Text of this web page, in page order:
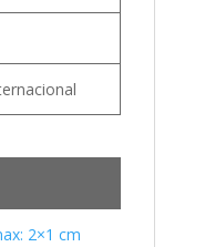
2×1 cm